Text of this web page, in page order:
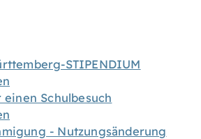
STIPENDIUM
einen Schulbesuch
- Nutzungsänderung